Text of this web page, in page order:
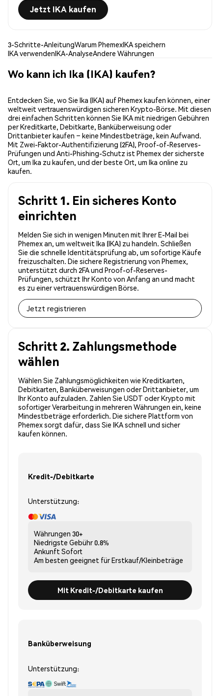
Jetzt IKA kaufen
3-Schritte-AnleitungWarum PhemexIKA speichern
IKA verwendenIKA-AnalyseAndere Währungen
Wo kann ich Ika (IKA) kaufen?
Entdecken Sie, wo Sie Ika (IKA) auf Phemex kaufen können, einer
weltweit vertrauenswürdigen sicheren Krypto-Börse. Mit diesen
drei einfachen Schritten können Sie IKA mit niedrigen Gebühren
per Kreditkarte, Debitkarte, Banküberweisung oder
Drittanbieter kaufen – keine Mindestbeträge, kein Aufwand.
Mit Zwei-Faktor-Authentifizierung (2FA), Proof-of-Reserves-
Prüfungen und Anti-Phishing-Schutz ist Phemex der sicherste
Ort, um Ika zu kaufen, und der beste Ort, um Ika online zu
kaufen.
Schritt 1. Ein sicheres Konto
einrichten
Melden Sie sich in wenigen Minuten mit Ihrer E-Mail bei
Phemex an, um weltweit Ika (IKA) zu handeln. Schließen
Sie die schnelle Identitätsprüfung ab, um sofortige Käufe
freizuschalten. Die sichere Registrierung von Phemex,
unterstützt durch 2FA und Proof-of-Reserves-
Prüfungen, schützt Ihr Konto von Anfang an und macht
es zu einer vertrauenswürdigen Börse.
Jetzt registrieren
Schritt 2. Zahlungsmethode
wählen
Wählen Sie Zahlungsmöglichkeiten wie Kreditkarten,
Debitkarten, Banküberweisungen oder Drittanbieter, um
Ihr Konto aufzuladen. Zahlen Sie USDT oder Krypto mit
sofortiger Verarbeitung in mehreren Währungen ein, keine
Mindestbeträge erforderlich. Die sichere Plattform von
Phemex sorgt dafür, dass Sie IKA schnell und sicher
kaufen können.
Kredit-/Debitkarte
Unterstützung:
Währungen 30+
Niedrigste Gebühr0.8%
Ankunft Sofort
Am besten geeignet fürErstkauf/Kleinbeträge
Mit Kredit-/Debitkarte kaufen
Banküberweisung
Unterstützung: